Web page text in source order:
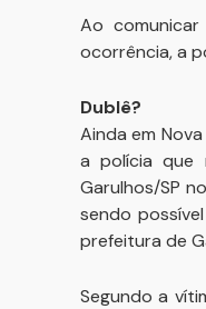
Ao
ocorrência, a
Dublê?
Ainda em
a polícia que
Garulhos/SP
sendo
prefeitura de
Segundo a